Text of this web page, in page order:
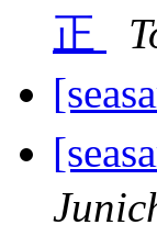
正